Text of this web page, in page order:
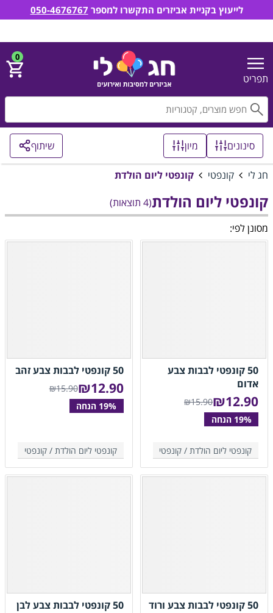
תפריט
0
סינונים מיון שיתוף
חג לי קונפטי קונפטי ליום הולדת
מסונן לפי:
קונפטי ליום הולדת(4 תוצאות)
50 קונפטי לבבות צבע
אדום
קונפטי ליום הולדת / קונפטי
₪15.90 12.90
₪
50 קונפטי לבבות צבע זהב
קונפטי ליום הולדת /קונפטי
₪15.90 12.90
₪
50 קונפטי לבבות צבע ורוד 50 קונפטי לבבות צבע לבן
לייעוץ בקניית אביזרים התקשרו למספר 050-4676767